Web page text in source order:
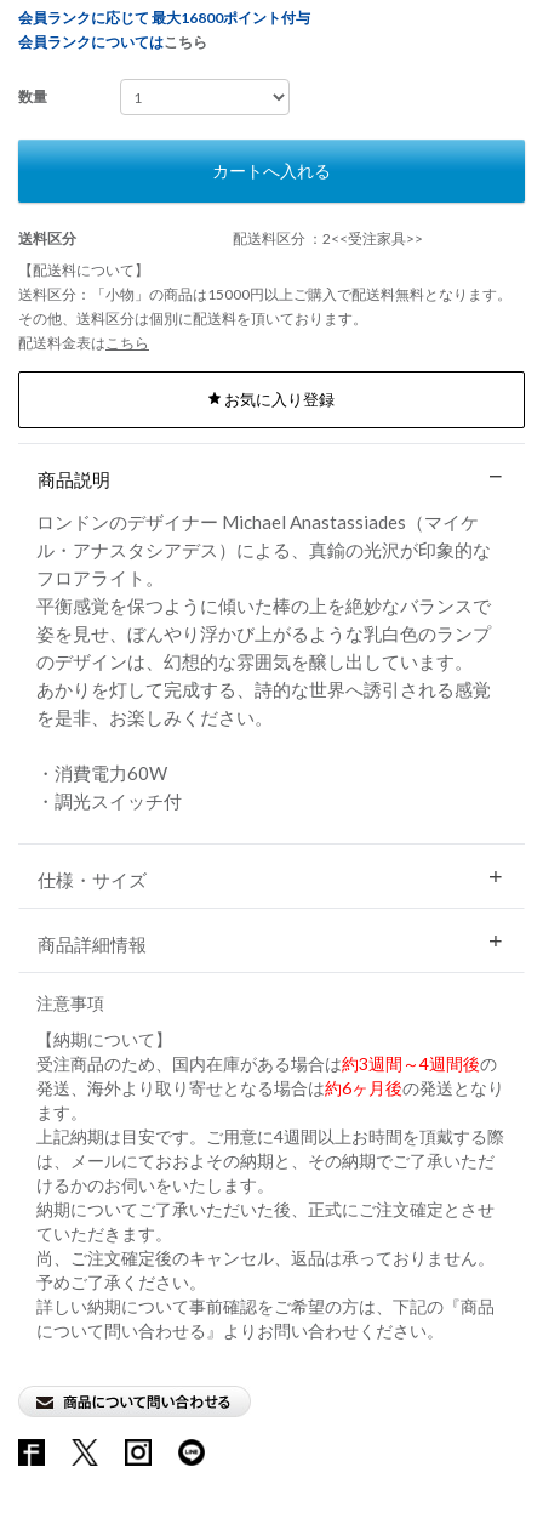
会員ランクに応じて 最大16800ポイント付与
会員ランクについてはこちら
数量
カートへ入れる
送料区分
配送料区分 ：2<<受注家具>>
【配送料について】
送料区分：「小物」の商品は15000円以上ご購入で配送料無料となります。
その他、送料区分は個別に配送料を頂いております。
配送料金表はこちら
お気に入り登録
商品説明
ロンドンのデザイナー Michael Anastassiades（マイケ
ル・アナスタシアデス）による、真鍮の光沢が印象的な
フロアライト。
平衡感覚を保つように傾いた棒の上を絶妙なバランスで
姿を見せ、ぼんやり浮かび上がるような乳白色のランプ
のデザインは、幻想的な雰囲気を醸し出しています。
あかりを灯して完成する、詩的な世界へ誘引される感覚
を是非、お楽しみください。
・消費電力60W
・調光スイッチ付
仕様・サイズ
商品詳細情報
注意事項
【納期について】
受注商品のため、国内在庫がある場合は約3週間～4週間後の
発送、海外より取り寄せとなる場合は約6ヶ月後の発送となり
ます。
上記納期は目安です。ご用意に4週間以上お時間を頂戴する際
は、メールにておおよその納期と、その納期でご了承いただ
けるかのお伺いをいたします。
納期についてご了承いただいた後、正式にご注文確定とさせ
ていただきます。
尚、ご注文確定後のキャンセル、返品は承っておりません。
予めご了承ください。
詳しい納期について事前確認をご希望の方は、下記の『商品
について問い合わせる』よりお問い合わせください。